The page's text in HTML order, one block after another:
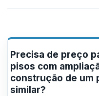
Precisa de preço
pisos com
construção de um
similar?